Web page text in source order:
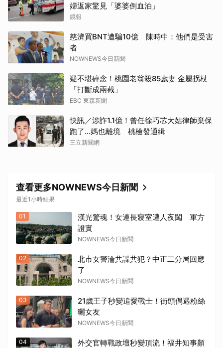
婦返家驚見「婆婆倒血泊」
鏡報
慈濟買BNT遭騙10億 陳時中：他們是受害
者
NOWNEWS今日新聞
疑不堪碎念！桃園老翁殺85歲妻 金屬拐杖
「打斷成兩截」
EBC 東森新聞
快訊／涉詐1.1億！曾任徐巧芯大姑律師棄保
跑了…媽也離境 桃檢發通緝
三立新聞網
查看更多NOWNEWS今日新聞
最近1小時結果
01
漢光驚魂！女連長寢室遭人夜闖 軍方
證實
NOWNEWS今日新聞
02
北市女警淪共諜共犯？中正二分局回應
了
NOWNEWS今日新聞
03
21歲王子秒變追愛戰士！街頭偶遇粉絲
曬女友
NOWNEWS今日新聞
04
外交官轉戰政壇秒變頂流！福井知事顏